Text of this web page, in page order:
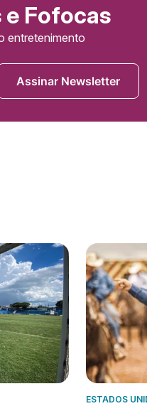
e Fofocas
entretenimento
Assinar Newsletter
ESTADOS